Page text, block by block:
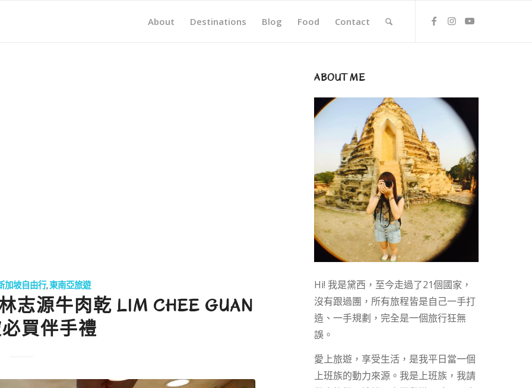
About Destinations Blog Food Contact
加坡自由行,東南亞旅遊
志源牛肉乾 LIM CHEE GUAN
買伴手禮
ABOUT ME
Hi! 我是黛西，至今走過了21個國家，
沒有跟過團，所有旅程皆是自己一手打
造、一手規劃，完全是一個旅行狂無
誤。
愛上旅遊，享受生活，是我平日當一個
上班族的動力來源。我是上班族，我請